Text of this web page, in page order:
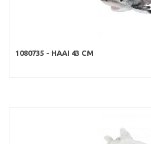
1080735 - HAAI 43 CM